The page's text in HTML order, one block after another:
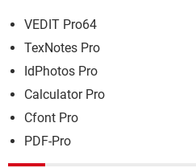
VEDIT Pro64
TexNotes Pro
IdPhotos Pro
Calculator Pro
Cfont Pro
PDF-Pro